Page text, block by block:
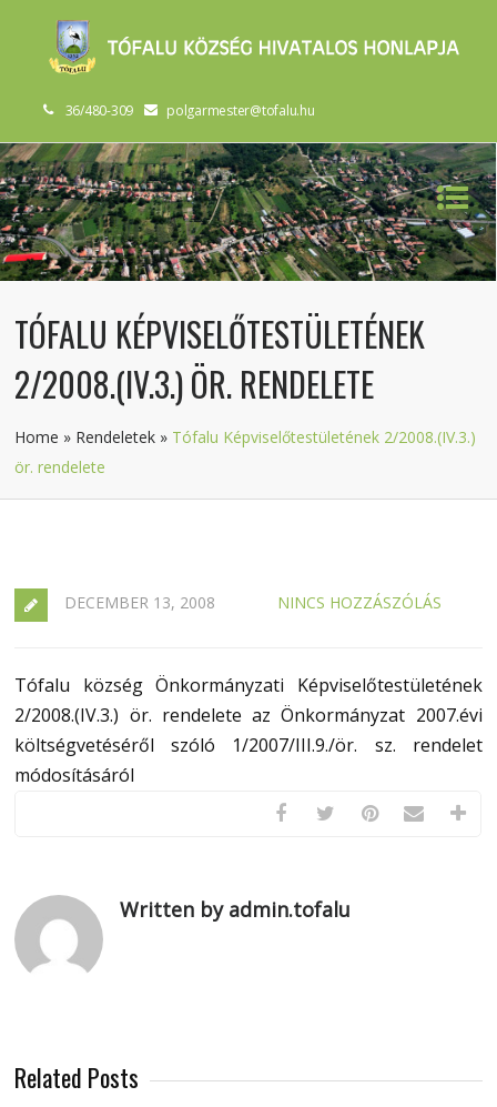
36/480-309 polgarmester@tofalu.hu
TÓFALU KÉPVISELŐTESTÜLETÉNEK
2/2008.(IV.3.) ÖR. RENDELETE
Home » Rendeletek » Tófalu Képviselőtestületének 2/2008.(IV.3.)
ör. rendelete
DECEMBER 13, 2008 NINCS HOZZÁSZÓLÁS
Tófalu község Önkormányzati Képviselőtestületének
2/2008.(IV.3.) ör. rendelete az Önkormányzat 2007.évi
költségvetéséről szóló 1/2007/III.9./ör. sz. rendelet
módosításáról
Written by admin.tofalu
Related Posts